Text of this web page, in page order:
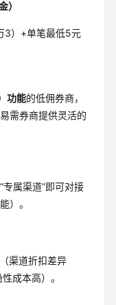
）
3）+单笔最低5元
功能的低佣券商，
需券商提供灵活的
属渠道”即可对接
）。
渠道折扣差异
成本高）。